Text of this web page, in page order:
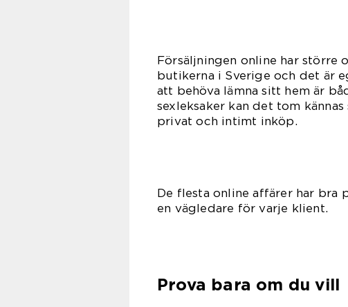
Försäljningen online har större
butikerna i Sverige och det är
att behöva lämna sitt hem är
sexleksaker kan det tom
privat och intimt inköp.
De flesta online affärer har bra
en vägledare för varje klient.
Prova bara om du vill